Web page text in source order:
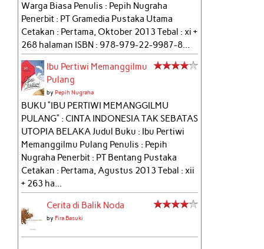
Warga Biasa Penulis : Pepih Nugraha
Penerbit : PT Gramedia Pustaka Utama
Cetakan : Pertama, Oktober 2013 Tebal : xi +
268 halaman ISBN : 978-979-22-9987-8...
Ibu Pertiwi Memanggilmu
Pulang
byPepih Nugraha
BUKU “IBU PERTIWI MEMANGGILMU
PULANG” : CINTA INDONESIA TAK SEBATAS
UTOPIA BELAKA Judul Buku : Ibu Pertiwi
Memanggilmu Pulang Penulis : Pepih
Nugraha Penerbit : PT Bentang Pustaka
Cetakan : Pertama, Agustus 2013 Tebal : xii
+ 263 ha...
Cerita di Balik Noda
byFira Basuki